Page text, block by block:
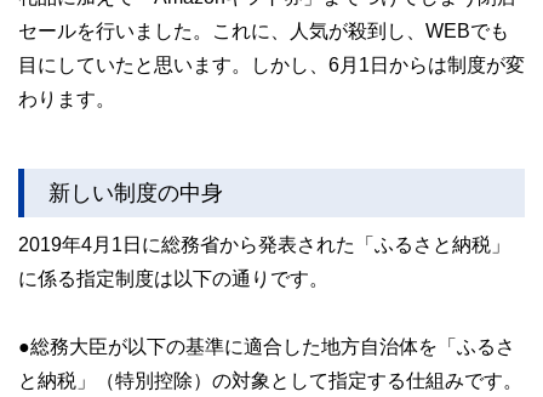
セールを行いました。これに、人気が殺到し、WEBでも
目にしていたと思います。しかし、6月1日からは制度が変
わります。
新しい制度の中身
2019年4月1日に総務省から発表された「ふるさと納税」
に係る指定制度は以下の通りです。
●総務大臣が以下の基準に適合した地方自治体を「ふるさ
と納税」（特別控除）の対象として指定する仕組みです。